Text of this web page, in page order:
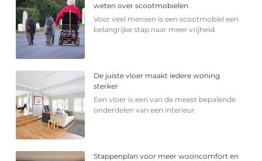
weten over scootmobielen
Voor veel mensen is een scootmobiel een
belangrijke stap naar meer vrijheid
De juiste vloer maakt iedere woning
sterker
Een vloer is een van de meest bepalende
onderdelen van een interieur.
Stappenplan voor meer wooncomfort en